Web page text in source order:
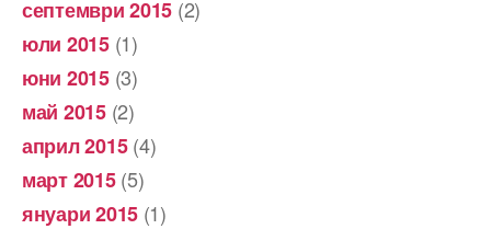
септември 2015 (2)
юли 2015(1)
юни 2015(3)
май 2015(2)
април 2015(4)
март 2015(5)
януари 2015 (1)